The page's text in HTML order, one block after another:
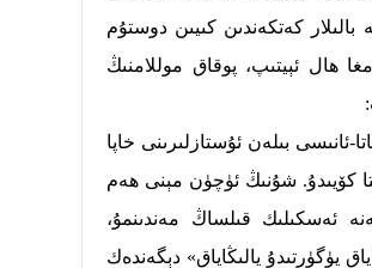
كەتكەندىن كىيىن دوستۇم
ھال ئېيتىپ، پوقاق موللامنىڭ
ئانىسى بىلەن ئۇستازلىرىنى خاپا
كۆيىدۇ. شۇنىڭ ئۈچۈن مېنى ھەم
ئەسكىلىك قىلساڭ مەندىنمۇ،
يۈگۈرتىدۇ يالىڭاياق» دېگەندەك